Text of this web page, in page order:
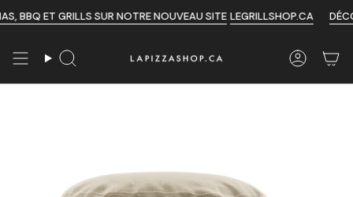
au
de
GRILLS SUR NOTRE NOUVEAU SITE LEGRILLSHOP.CA DÉCOUVREZ
Recherche Compte